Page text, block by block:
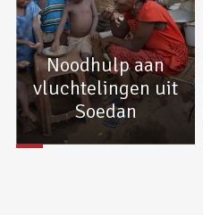
Noodhulp aan
vluchtelingen uit
Soedan